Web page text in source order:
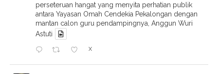
perseteruan hangat yang menyita perhatian publik
antara Yayasan Omah Cendekia Pekalongan dengan
mantan calon guru pendampingnya, Anggun Wuri
Astuti
X